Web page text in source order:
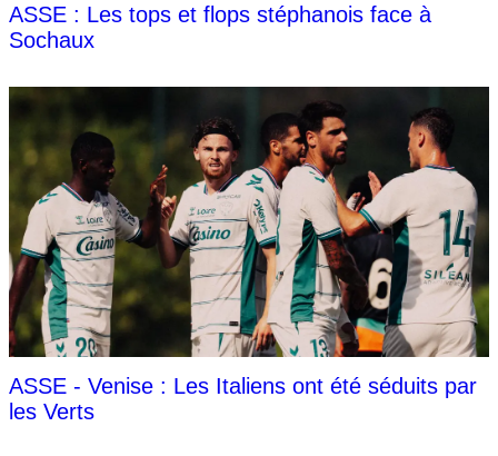
ASSE : Les tops et flops stéphanois face à
Sochaux
ASSE - Venise : Les Italiens ont été séduits par
les Verts